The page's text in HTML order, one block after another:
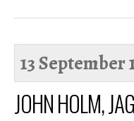
13 September
JOHN HOLM,